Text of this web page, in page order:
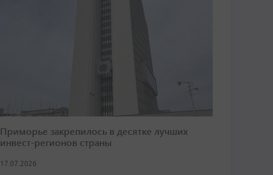
Приморье закрепилось в десятке лучших
инвест-регионов страны
17.07.2026